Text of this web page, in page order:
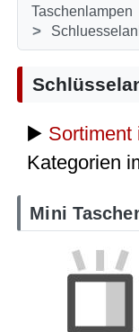
Taschenlampen
>
▶️ Sortiment
Kategorien
Mini